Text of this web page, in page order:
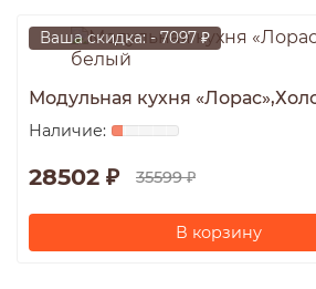
Ваша скидка: - 7097 ₽
Модульная кухня
28502 ₽ 35599 ₽
В корзину